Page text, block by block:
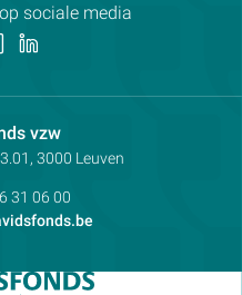
vzwContactpersoon:
3000 Leuven
31 06 00
sociale media
Volg